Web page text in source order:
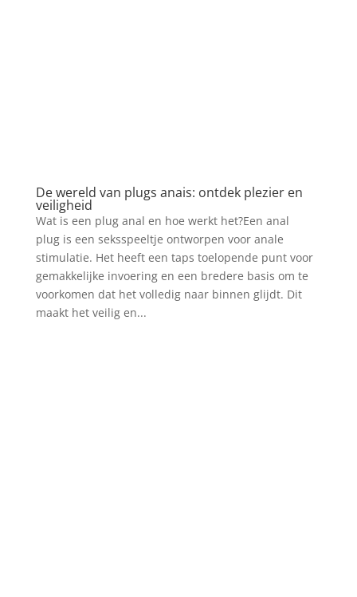
De wereld van plugs anais: ontdek plezier en
veiligheid
Wat is een plug anal en hoe werkt het?Een anal
plug is een seksspeeltje ontworpen voor anale
stimulatie. Het heeft een taps toelopende punt voor
gemakkelijke invoering en een bredere basis om te
voorkomen dat het volledig naar binnen glijdt. Dit
maakt het veilig en...